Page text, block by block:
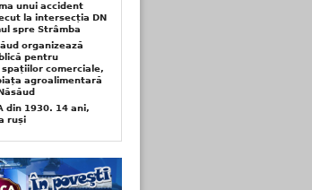
unui accident
la intersecția DN
spre Strâmba
organizează
pentru
comerciale,
agroalimentară
din 1930. 14 ani,
ruși